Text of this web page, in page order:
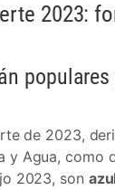
2023:
de 2023,
y Agua, como
2023, son